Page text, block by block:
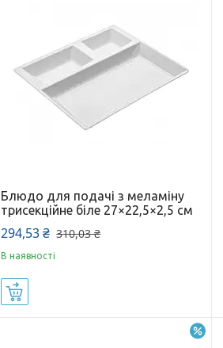
Блюдо для подачі з меламіну
трисекційне біле 27×22,5×2,5 см
294,53 ₴ 310,03 ₴
В наявності